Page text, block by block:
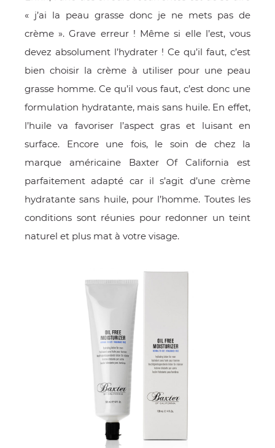
« j’ai la peau grasse donc je ne mets pas de
crème ». Grave erreur ! Même si elle l’est, vous
devez absolument l’hydrater ! Ce qu’il faut, c’est
bien choisir la crème à utiliser pour une peau
grasse homme. Ce qu’il vous faut, c’est donc une
formulation hydratante, mais sans huile. En effet,
l’huile va favoriser l’aspect gras et luisant en
surface. Encore une fois, le soin de chez la
marque américaine Baxter Of California est
parfaitement adapté car il s’agit d’une crème
hydratante sans huile, pour l’homme. Toutes les
conditions sont réunies pour redonner un teint
naturel et plus mat à votre visage.